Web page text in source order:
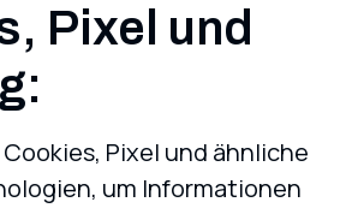
Pixel und
Pixel und ähnliche
um Informationen